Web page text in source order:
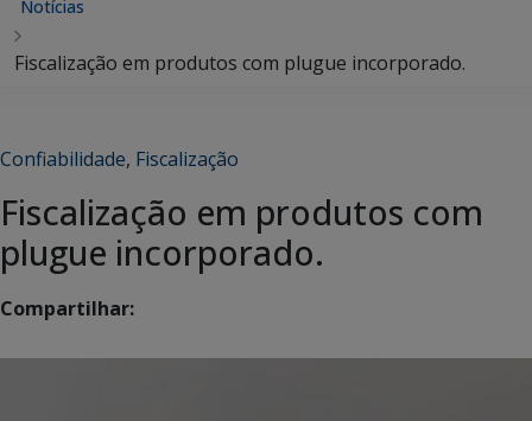
Notícias
Fiscalização em produtos com plugue incorporado.
Confiabilidade, Fiscalização
Fiscalização em produtos com
plugue incorporado.
Compartilhar: